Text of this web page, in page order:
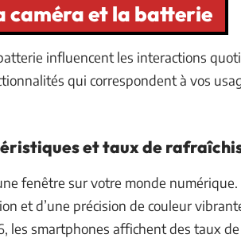
caméra et la batterie
influencent les interactions
qui correspondent à vos
et taux de
fenêtre sur votre monde
et d’une précision de couleur
les smartphones affichent des taux